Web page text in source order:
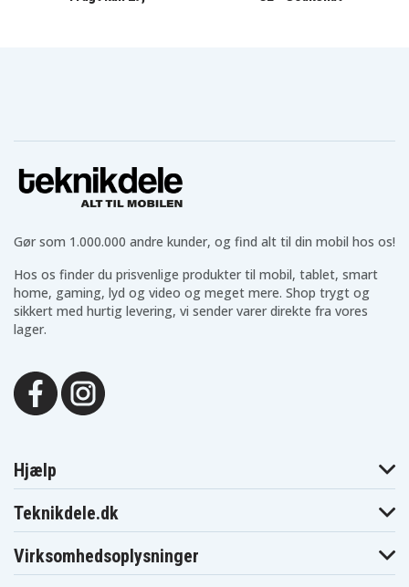
Gør som 1.000.000 andre kunder, og find alt til din mobil hos os!
Hos os finder du prisvenlige produkter til mobil, tablet, smart
home, gaming, lyd og video og meget mere. Shop trygt og
sikkert med hurtig levering, vi sender varer direkte fra vores
lager.
Hjælp
Teknikdele.dk
Virksomhedsoplysninger